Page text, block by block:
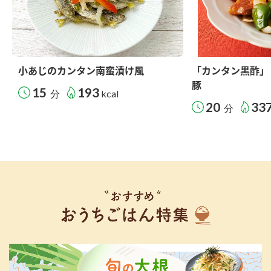
小あじのカンタン南蛮漬け風
15 分 193 kcal
「カンタン黒酢
豚
20 分